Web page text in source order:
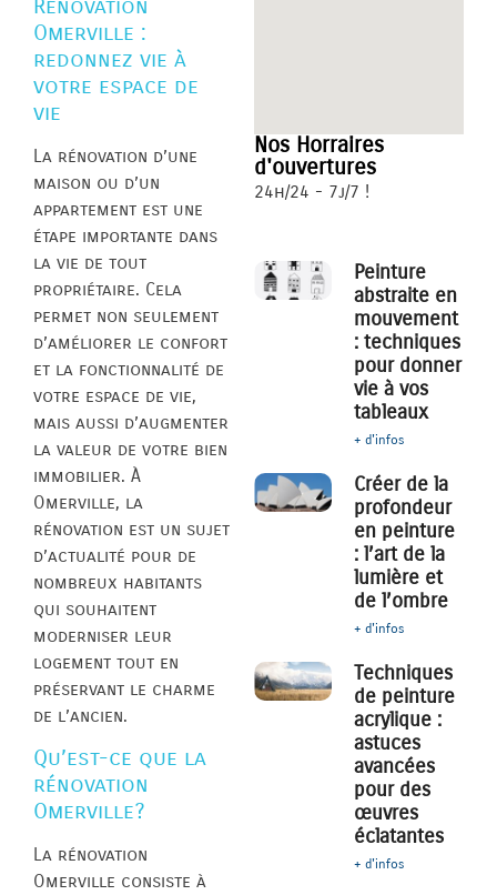
Rénovation
Omerville :
redonnez vie à
votre espace de
vie
La rénovation d’une
maison ou d’un
appartement est une
étape importante dans
la vie de tout
propriétaire. Cela
permet non seulement
d’améliorer le confort
et la fonctionnalité de
votre espace de vie,
mais aussi d’augmenter
la valeur de votre bien
immobilier. À
Omerville, la
rénovation est un sujet
d’actualité pour de
nombreux habitants
qui souhaitent
moderniser leur
logement tout en
préservant le charme
de l’ancien.
Qu’est-ce que la
rénovation
Omerville?
La rénovation
Omerville consiste à
Nos Horraires
d'ouvertures
24h/24 - 7j/7 !
Peinture
abstraite en
mouvement
: techniques
pour donner
vie à vos
tableaux
+ d'infos
Créer de la
profondeur
en peinture
: l’art de la
lumière et
de l’ombre
+ d'infos
Techniques
de peinture
acrylique :
astuces
avancées
pour des
œuvres
éclatantes
+ d'infos